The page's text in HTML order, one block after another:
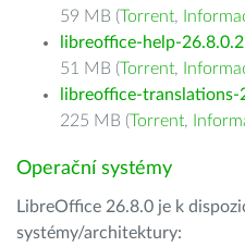
59 MB (Torrent,
libreoffice-help-
51 MB (Torrent,
libreoffice-translations-
225 MB (Torrent,
Operační systémy
LibreOffice 26.8.0 je k
systémy/architektury: